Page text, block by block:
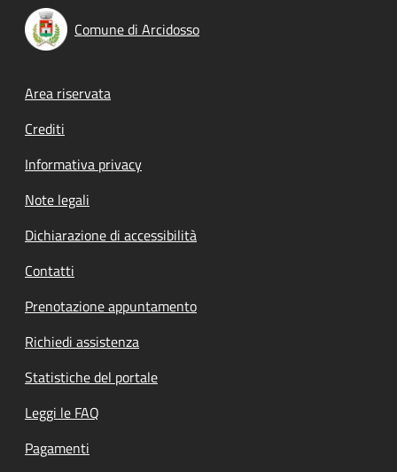
Comune di Arcidosso
Footer menu
Area riservata
Crediti
Informativa privacy
Note legali
Dichiarazione di accessibilità
Contatti
Prenotazione appuntamento
Richiedi assistenza
Statistiche del portale
Leggi le FAQ
Pagamenti